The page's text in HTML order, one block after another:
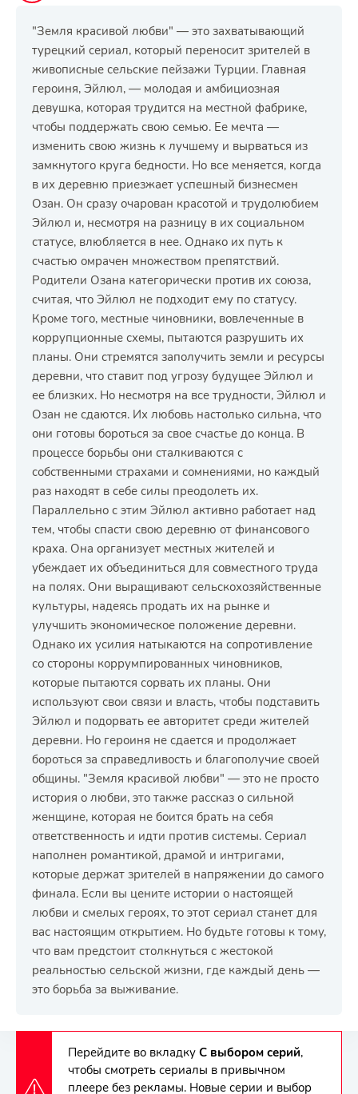
"Земля красивой любви" — это захватывающий
турецкий сериал, который переносит зрителей в
живописные сельские пейзажи Турции. Главная
героиня, Эйлюл, — молодая и амбициозная
девушка, которая трудится на местной фабрике,
чтобы поддержать свою семью. Ее мечта —
изменить свою жизнь к лучшему и вырваться из
замкнутого круга бедности. Но все меняется, когда
в их деревню приезжает успешный бизнесмен
Озан. Он сразу очарован красотой и трудолюбием
Эйлюл и, несмотря на разницу в их социальном
статусе, влюбляется в нее. Однако их путь к
счастью омрачен множеством препятствий.
Родители Озана категорически против их союза,
считая, что Эйлюл не подходит ему по статусу.
Кроме того, местные чиновники, вовлеченные в
коррупционные схемы, пытаются разрушить их
планы. Они стремятся заполучить земли и ресурсы
деревни, что ставит под угрозу будущее Эйлюл и
ее близких. Но несмотря на все трудности, Эйлюл и
Озан не сдаются. Их любовь настолько сильна, что
они готовы бороться за свое счастье до конца. В
процессе борьбы они сталкиваются с
собственными страхами и сомнениями, но каждый
раз находят в себе силы преодолеть их.
Параллельно с этим Эйлюл активно работает над
тем, чтобы спасти свою деревню от финансового
краха. Она организует местных жителей и
убеждает их объединиться для совместного труда
на полях. Они выращивают сельскохозяйственные
культуры, надеясь продать их на рынке и
улучшить экономическое положение деревни.
Однако их усилия натыкаются на сопротивление
со стороны коррумпированных чиновников,
которые пытаются сорвать их планы. Они
используют свои связи и власть, чтобы подставить
Эйлюл и подорвать ее авторитет среди жителей
деревни. Но героиня не сдается и продолжает
бороться за справедливость и благополучие своей
общины. "Земля красивой любви" — это не просто
история о любви, это также рассказ о сильной
женщине, которая не боится брать на себя
ответственность и идти против системы. Сериал
наполнен романтикой, драмой и интригами,
которые держат зрителей в напряжении до самого
финала. Если вы цените истории о настоящей
любви и смелых героях, то этот сериал станет для
вас настоящим открытием. Но будьте готовы к тому,
что вам предстоит столкнуться с жестокой
реальностью сельской жизни, где каждый день —
это борьба за выживание.
Перейдите во вкладку С выбором серий,
чтобы смотреть сериалы в привычном
плеере без рекламы. Новые серии и выбор